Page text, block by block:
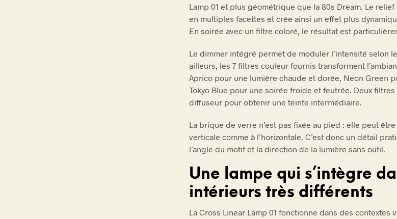
Lamp 01 et plus géométrique que la 80s Dream. Le
en multiples facettes et crée ainsi un effet plus
En soirée avec un filtre coloré, le résultat est
Le dimmer intégré permet de moduler l’intensité selon
ailleurs, les 7 filtres couleur fournis transforment
Aprico pour une lumière chaude et dorée, Neon Green
Tokyo Blue pour une soirée froide et feutrée. Deux
diffuseur pour obtenir une teinte intermédiaire.
La brique de verre n’est pas fixée au pied : elle peut
verticale comme à l’horizontale. C’est donc un détail
l’angle du motif et la direction de la lumière sans outil.
Une lampe qui s’intègre
intérieurs très différents
La Cross Linear Lamp 01 fonctionne dans des contextes